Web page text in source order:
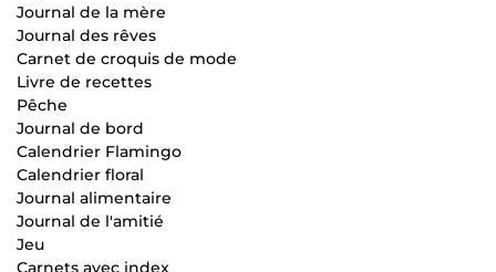
Journal de la mère
Journal des rêves
Carnet de croquis de mode
Livre de recettes
Pêche
Journal de bord
Calendrier Flamingo
Calendrier floral
Journal alimentaire
Journal de l'amitié
Jeu
Carnets avec index